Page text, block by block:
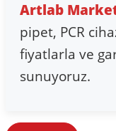
Artlab
pipet, PCR
fiyatlarla ve
sunuyoruz.